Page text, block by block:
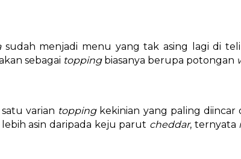
sudah menjadi menu yang tak asing lagi di
sebagai topping biasanya berupa potongan
varian topping kekinian yang paling
asin daripada keju parut cheddar, ternyata